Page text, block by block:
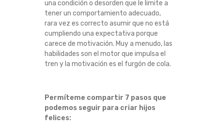
una condición o desorden que le limite a
tener un comportamiento adecuado,
rara vez es correcto asumir que no está
cumpliendo una expectativa porque
carece de motivación. Muy a menudo, las
habilidades son el motor que impulsa el
tren y la motivación es el furgón de cola.
Permíteme compartir 7 pasos que
podemos seguir para criar hijos
felices: